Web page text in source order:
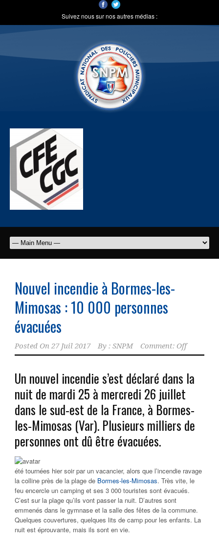
Suivez nous sur nos autres médias :
Nouvel incendie à Bormes-les-
Mimosas : 10 000 personnes
évacuées
Posted On 27 Juil 2017 By : SNPM Comment: Off
Un nouvel incendie s’est déclaré dans la
nuit de mardi 25 à mercredi 26 juillet
dans le sud-est de la France, à Bormes-
les-Mimosas (Var). Plusieurs milliers de
personnes ont dû être évacuées.
été tournées hier soir par un vacancier, alors que l’incendie ravage
la colline près de la plage de Bormes-les-Mimosas. Très vite, le
feu encercle un camping et ses 3 000 touristes sont évacués.
C’est sur la plage qu’ils vont passer la nuit. D’autres sont
emmenés dans le gymnase et la salle des fêtes de la commune.
Quelques couvertures, quelques lits de camp pour les enfants. La
nuit est éprouvante, mais ils sont en vie.